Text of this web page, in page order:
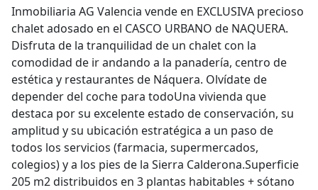
Inmobiliaria AG Valencia vende en EXCLUSIVA precioso
chalet adosado en el CASCO URBANO de NAQUERA.
Disfruta de la tranquilidad de un chalet con la
comodidad de ir andando a la panadería, centro de
estética y restaurantes de Náquera. Olvídate de
depender del coche para todoUna vivienda que
destaca por su excelente estado de conservación, su
amplitud y su ubicación estratégica a un paso de
todos los servicios (farmacia, supermercados,
colegios) y a los pies de la Sierra Calderona.Superficie
205 m2 distribuidos en 3 plantas habitables + sótano